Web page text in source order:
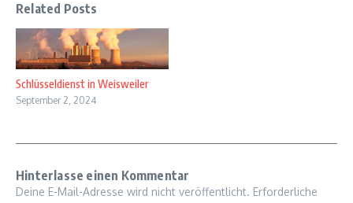
Related Posts
Schlüsseldienst in Weisweiler
September 2, 2024
Hinterlasse einen Kommentar
Deine E-Mail-Adresse wird nicht veröffentlicht. Erforderliche